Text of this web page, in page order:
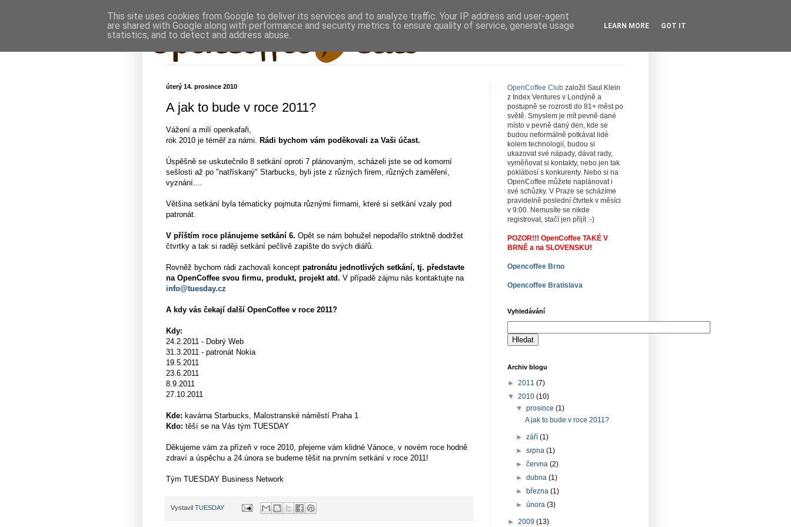
úterý 14. prosince 2010
A jak to bude v roce 2011?
Vážení a milí openkafaři,
rok 2010 je téměř za námi. Rádi bychom vám poděkovali za Vaši účast.
Úspěšně se uskutečnilo 8 setkání oproti 7 plánovaným, scházeli jste se od komorní
sešlosti až po "natřískaný" Starbucks, byli jste z různých firem, různých zaměření,
vyznání....
Většina setkání byla tématicky pojmuta různými firmami, které si setkání vzaly pod
patronát.
V příštím roce plánujeme setkání 6. Opět se nám bohužel nepodařilo striktně dodržet
čtvrtky a tak si raději setkání pečlivě zapište do svých diářů.
Rovněž bychom rádi zachovali koncept patronátu jednotlivých setkání, tj. představte
na OpenCoffee svou firmu, produkt, projekt atd. V případě zájmu nás kontaktujte na
info@tuesday.cz
A kdy vás čekají další OpenCoffee v roce 2011?
Kdy:
24.2.2011 - Dobrý Web
31.3.2011 - patronát Nokia
19.5.2011
23.6.2011
8.9.2011
27.10.2011
Kde: kavárna Starbucks, Malostranské náměstí Praha 1
Kdo: těší se na Vás tým TUESDAY
Děkujeme vám za přízeň v roce 2010, přejeme vám klidné Vánoce, v novém roce hodně
zdraví a úspěchu a 24.února se budeme těšit na prvním setkání v roce 2011!
Tým TUESDAY Business Network
Vystavil TUESDAY
OpenCoffee Club založil Saul Klein
z Index Ventures v Londýně a
postupně se rozrostl do 81+ měst po
světě. Smyslem je mít pevně dané
místo v pevně daný den, kde se
budou neformálně potkávat lidé
kolem technologií, budou si
ukazovat své nápady, dávat rady,
vyměňovat si kontakty, nebo jen tak
poklábosí s konkurenty. Nebo si na
OpenCoffee můžete naplánovat i
své schůzky. V Praze se scházíme
pravidelně poslední čtvrtek v měsíci
v 9:00. Nemusíte se nikde
registrovat, stačí jen přijít :-)
POZOR!!! OpenCoffee TAKÉ V
BRNĚ a na SLOVENSKU!
Opencoffee Brno
Opencoffee Bratislava
Vyhledávání
Archiv blogu
► 2011 (7)
▼ 2010 (10)
▼prosince(1)
A jak to bude v roce 2011?
►září(1)
►srpna(1)
►června(2)
►dubna(1)
► března(1)
►února(3)
► 2009 (13)
This site uses cookies from Google to deliver its services and to analyze traffic. Your IP address and user-agent
are shared with Google along with performance and security metrics to ensure quality of service, generate usage
statistics, and to detect and address abuse.
LEARN MORE GOT IT